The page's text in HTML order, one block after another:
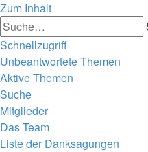
Zum Inhalt
Schnellzugriff
Unbeantwortete Themen
Aktive Themen
Suche
Mitglieder
Das Team
Liste der Danksagungen